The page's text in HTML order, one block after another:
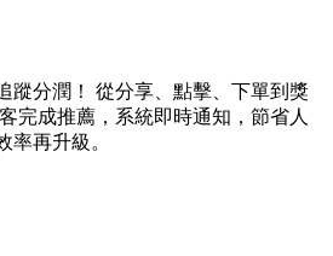
蹤分潤！ 從分享、點擊、下單到獎
完成推薦，系統即時通知，節省人
率再升級。